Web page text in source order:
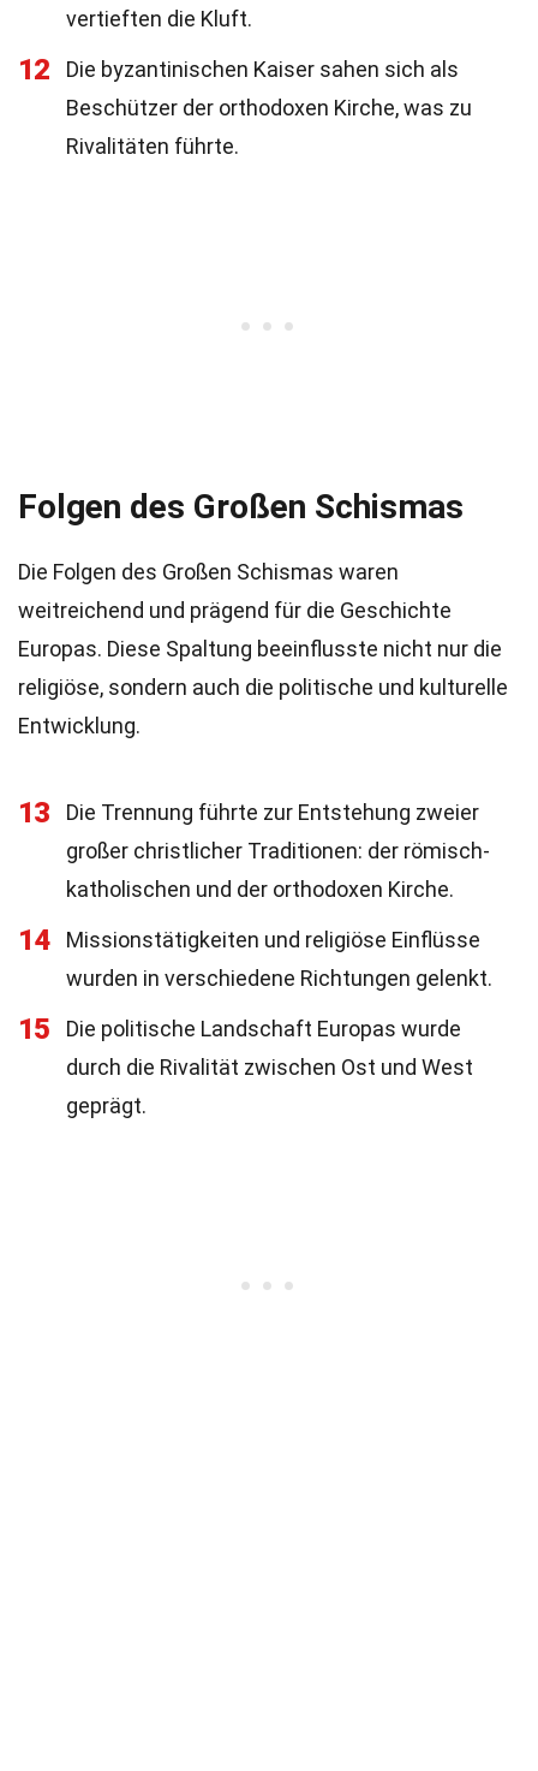
vertieften die Kluft.
12
Die byzantinischen Kaiser sahen sich als
Beschützer der orthodoxen Kirche, was zu
Rivalitäten führte.
Folgen des Großen Schismas
Die Folgen des Großen Schismas waren
weitreichend und prägend für die Geschichte
Europas. Diese Spaltung beeinflusste nicht nur die
religiöse, sondern auch die politische und kulturelle
Entwicklung.
13
Die Trennung führte zur Entstehung zweier
großer christlicher Traditionen: der römisch-
katholischen und der orthodoxen Kirche.
14
Missionstätigkeiten und religiöse Einflüsse
wurden in verschiedene Richtungen gelenkt.
15
Die politische Landschaft Europas wurde
durch die Rivalität zwischen Ost und West
geprägt.